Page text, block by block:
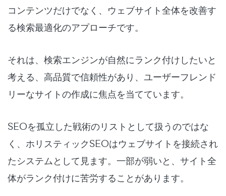
コンテンツだけでなく、ウェブサイト全体を改善す
る検索最適化のアプローチです。
それは、検索エンジンが自然にランク付けしたいと
考える、高品質で信頼性があり、ユーザーフレンド
リーなサイトの作成に焦点を当てています。
SEOを孤立した戦術のリストとして扱うのではな
く、ホリスティックSEOはウェブサイトを接続され
たシステムとして見ます。一部が弱いと、サイト全
体がランク付けに苦労することがあります。